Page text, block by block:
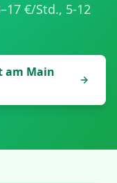
–17 €/Std., 5-12
am Main